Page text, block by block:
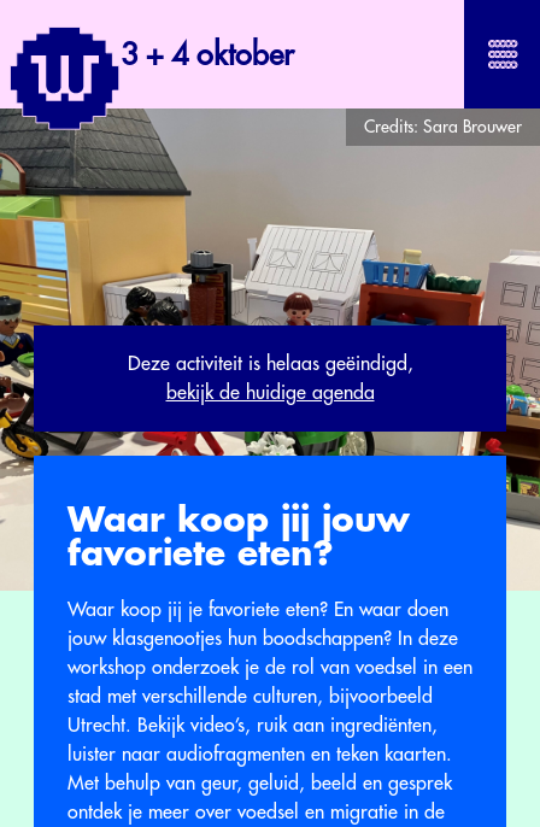
3 + 4 oktober
Credits: Sara Brouwer
Deze activiteit is helaas geëindigd,
bekijk de huidige agenda
Waar koop jij jouw
favoriete eten?
Waar koop jij je favoriete eten? En waar doen
jouw klasgenootjes hun boodschappen? In deze
workshop onderzoek je de rol van voedsel in een
stad met verschillende culturen, bijvoorbeeld
Utrecht. Bekijk video’s, ruik aan ingrediënten,
luister naar audiofragmenten en teken kaarten.
Met behulp van geur, geluid, beeld en gesprek
ontdek je meer over voedsel en migratie in de